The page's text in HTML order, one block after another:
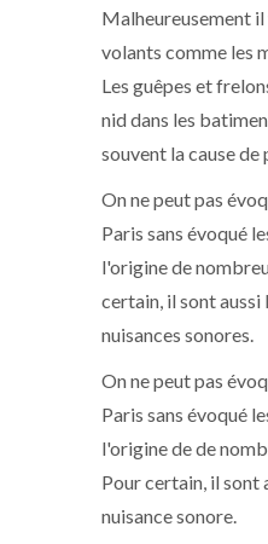
Malheureusement il
volants comme les
Les guêpes et
nid dans les
souvent la cause de
On ne peut pas
Paris sans évoqué
l'origine de
certain, il sont aussi
nuisances sonores.
On ne peut pas
Paris sans évoqué
l'origine de de
Pour certain, il sont
nuisance sonore.